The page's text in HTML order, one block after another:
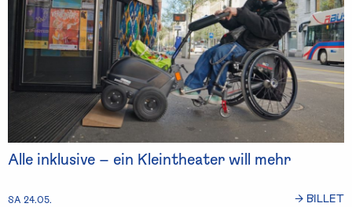
SA 24.05.
Alle inklusive – ein Kleintheater will mehr
→ BILLET